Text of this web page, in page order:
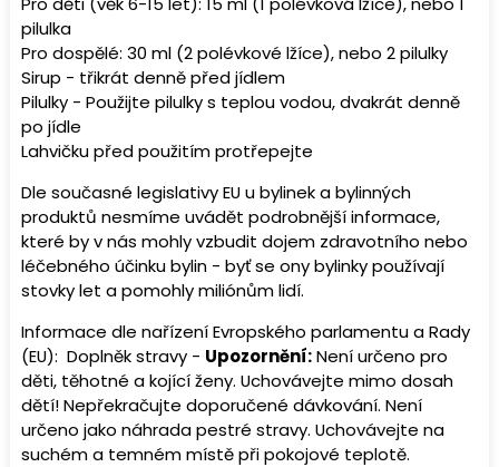
pilulka
Pro dospělé: 30 ml (2 polévkové lžíce), nebo 2 pilulky
Sirup - třikrát denně před jídlem
Pilulky - Použijte pilulky s teplou vodou, dvakrát denně
po jídle
Lahvičku před použitím protřepejte
Dle současné legislativy EU u bylinek a bylinných
produktů nesmíme uvádět podrobnější informace,
které by v nás mohly vzbudit dojem zdravotního nebo
léčebného účinku bylin - byť se ony bylinky používají
stovky let a pomohly miliónům lidí.
Informace dle nařízení Evropského parlamentu a Rady
(EU): Doplněk stravy - Upozornění:Není určeno pro
děti, těhotné a kojící ženy. Uchovávejte mimo dosah
dětí! Nepřekračujte doporučené dávkování. Není
určeno jako náhrada pestré stravy. Uchovávejte na
suchém a temném místě při pokojové teplotě.